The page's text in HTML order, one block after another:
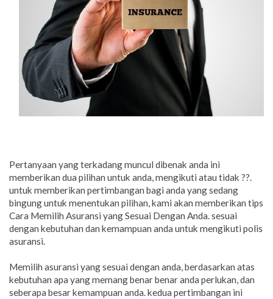
Pertanyaan yang terkadang muncul dibenak anda ini
memberikan dua pilihan untuk anda, mengikuti atau tidak ??.
untuk memberikan pertimbangan bagi anda yang sedang
bingung untuk menentukan pilihan, kami akan memberikan tips
Cara Memilih Asuransi yang Sesuai Dengan Anda. sesuai
dengan kebutuhan dan kemampuan anda untuk mengikuti polis
asuransi.
Memilih asuransi yang sesuai dengan anda, berdasarkan atas
kebutuhan apa yang memang benar benar anda perlukan, dan
seberapa besar kemampuan anda. kedua pertimbangan ini